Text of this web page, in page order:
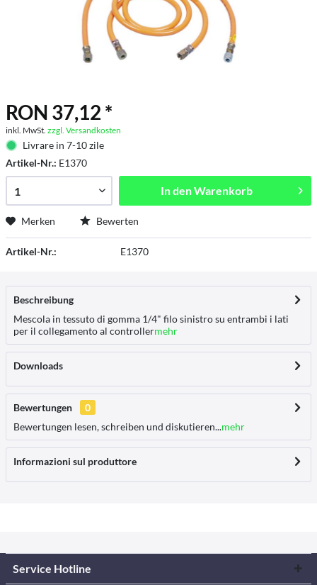
RON 37,12 *
inkl. MwSt. zzgl. Versandkosten
Livrare in 7-10 zile
Artikel-Nr.: E1370
In denWarenkorb
Merken Bewerten
Artikel-Nr.: E1370
Beschreibung
Mescola in tessuto di gomma 1/4" filo sinistro su entrambi i lati
per il collegamento al controllermehr
Downloads
Bewertungen
0
Bewertungen lesen, schreiben und diskutieren...mehr
Informazioni sul produttore
Service Hotline